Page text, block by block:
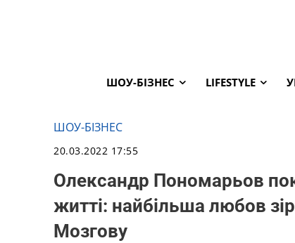
ШОУ-БІЗНЕС LIFESTYLE
ШОУ-БІЗНЕС
20.03.2022 17:55
Олександр Пономарьов
житті: найбільша любов
Мозгову